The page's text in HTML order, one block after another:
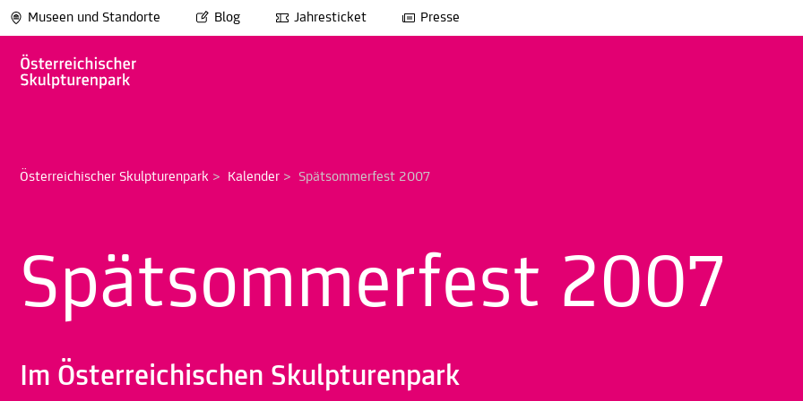
Museen und Standorte Blog Jahresticket Presse
Österreichischer Skulpturenpark > Kalender > Spätsommerfest 2007
Spätsommerfest 2007
Im Österreichischen Skulpturenpark